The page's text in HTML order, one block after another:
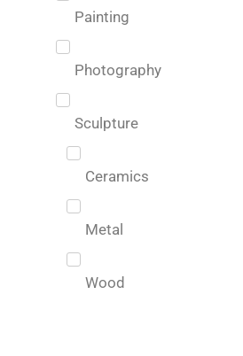
Painting
Photography
Sculpture
Ceramics
Metal
Wood